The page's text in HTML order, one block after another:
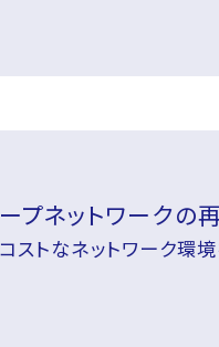
プネットワークの
ストなネットワーク環